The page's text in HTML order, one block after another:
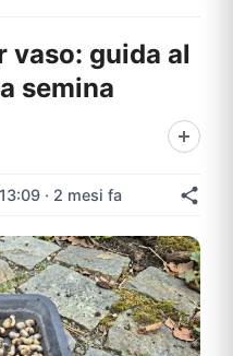
vaso: guida al
semina
· 2 mesi fa